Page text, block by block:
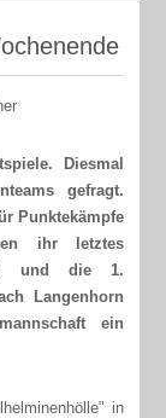
Diesmal
gefragt.
Punktekämpfe
ihr letztes
und die 1.
Langenhorn
ein
in